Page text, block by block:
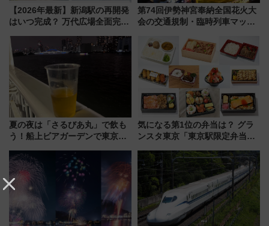
【2026年最新】新潟駅の再開発
はいつ完成？ 万代広場全面完成
開発、バスタ新潟構想まで徹底
解説！
第74回伊勢神宮奉納全国花火大
会の交通規制・臨時列車マッ
セス
夏の夜は「さるびあ丸」で飲も
う！船上ビアガーデンで東京湾
杯……工場直送生ビールや島グ
ルメが美味い
気になる第1位の弁当は？ グラ
ンスタ東京「東京駅限定弁当